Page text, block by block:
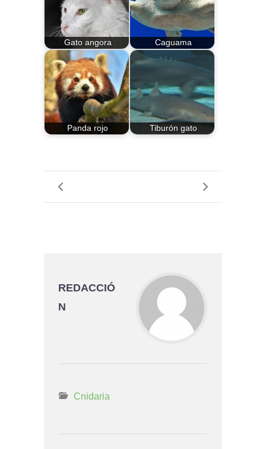
Gato angora Caguama
Panda rojo Tiburón gato
REDACCIÓ
N
Cnidaria